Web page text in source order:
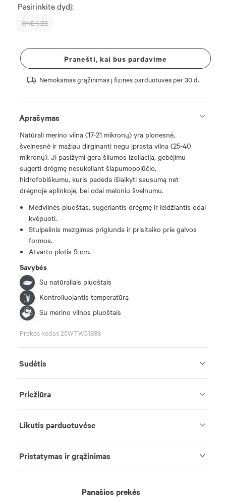
Pasirinkite dydį:
ONE SIZE
Pranešti, kai bus pardavime
Nemokamas grąžinimas į fizines parduotuves per 30 d.
Aprašymas
Natūrali merino vilna (17-21 mikronų) yra plonesnė,
švelnesnė ir mažiau dirginanti negu įprasta vilna (25-40
mikronų). Ji pasižymi gera šilumos izoliacija, gebėjimu
sugerti drėgmę nesukeliant šlapumopojūčio,
hidrofobiškumu, kuris padeda išlaikyti sausumą net
drėgnoje aplinkoje, bei odai maloniu švelnumu.
Medvilnės pluoštas, sugeriantis drėgmę ir leidžiantis odai
kvėpuoti.
Stulpelinis mezgimas priglunda ir prisitaiko prie galvos
formos.
Atvarto plotis 9 cm.
Savybės
Su natūraliais pluoštais
Kontroliuojantis temperatūrą
Su merino vilnos pluoštais
Prekės kodas 25WTW51888
Sudėtis
Priežiūra
Likutis parduotuvėse
Pristatymas ir grąžinimas
Panašios prekės